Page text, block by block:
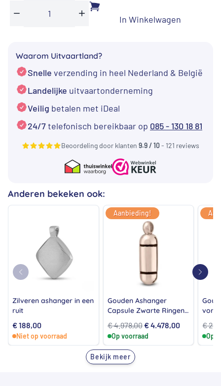
was:
€ 3.094,00.
Goud
aantal
In Winkelwagen
Waarom Uitvaartland?
Snelle verzending in heel Nederland & België
Landelijke uitvaartonderneming
Veilig betalen met iDeal
24/7telefonisch bereikbaar op 085 - 130 18 81
Beoordeling door klanten 9.9 / 10- 121 reviews
Anderen bekeken ook:
Zilveren ashanger in een
ruit
€188,00
Niet op voorraad
Aanbieding!
Gouden Ashanger
Capsule Zwarte Ringen
€4.978,00 Oorspronkelijke
prijs
was:
€4.478,00Huidige
is:
Op voorraad
vorm
€
Op
Bekijk meer